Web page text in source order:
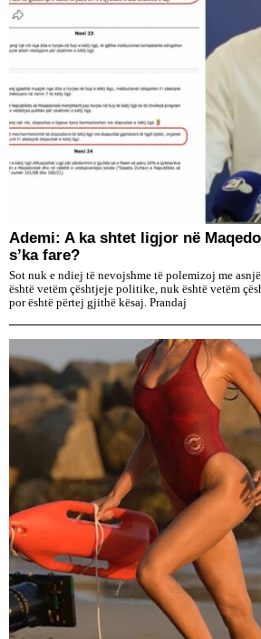
Ademi: A ka shtet ligjor në
s’ka fare?
Sot nuk e ndiej të nevojshme të polemizoj me
është vetëm çështjeje politike, nuk është vetëm
por është përtej gjithë kësaj. Prandaj